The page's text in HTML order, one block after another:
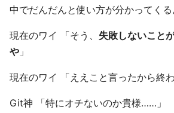
中でだんだんと使い方が分かってくる
現在のワイ 「そう、 失敗しないこと
や 」
現在のワイ 「ええこと言ったから終わ
Git神 「特にオチないのか貴様……」